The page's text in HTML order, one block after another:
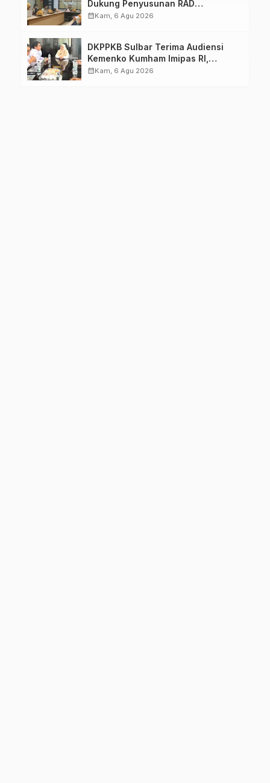
Dukung Penyusunan RAD
TPB/SDGs Sulawesi Barat
calendar_monthKam, 6 Agu 2026
DKPPKB Sulbar Terima Audiensi
Kemenko Kumham Imipas RI,
Perkuat Pelayanan Kesehatan bagi
calendar_monthKam, 6 Agu 2026